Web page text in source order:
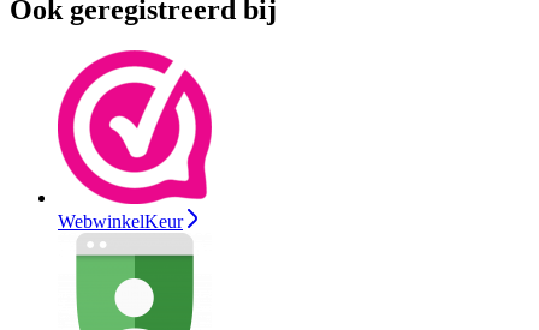
Ook geregistreerd bij
WebwinkelKeur